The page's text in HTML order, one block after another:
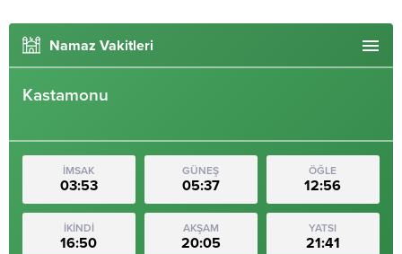
Namaz Vakitleri
Kastamonu
İMSAK
03:53
GÜNEŞ
05:37
ÖĞLE
12:56
İKİNDİ
16:50
AKŞAM
20:05
YATSI
21:41